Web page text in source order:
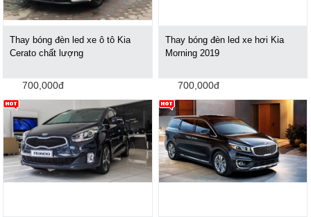
Thay bóng đèn led xe ô tô Kia
Cerato chất lượng
700,000đ
Thay bóng đèn led xe hơi Kia
Morning 2019
700,000đ